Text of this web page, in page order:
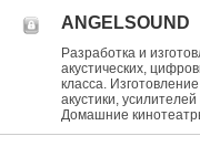
ANGELSOUND
Разработка и
акустических,
класса.
акустики,
Домашние